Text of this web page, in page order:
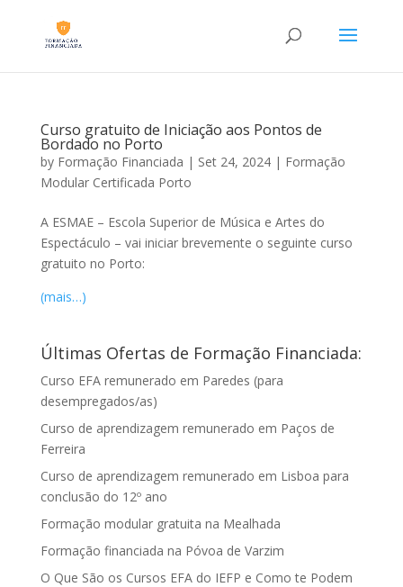
Curso gratuito de Iniciação aos Pontos de
Bordado no Porto
by Formação Financiada | Set 24, 2024| Formação
Modular Certificada Porto
A ESMAE – Escola Superior de Música e Artes do
Espectáculo – vai iniciar brevemente o seguinte curso
gratuito no Porto:
(mais…)
Últimas Ofertas de Formação Financiada:
Curso EFA remunerado em Paredes (para
desempregados/as)
Curso de aprendizagem remunerado em Paços de
Ferreira
Curso de aprendizagem remunerado em Lisboa para
conclusão do 12º ano
Formação modular gratuita na Mealhada
Formação financiada na Póvoa de Varzim
O Que São os Cursos EFA do IEFP e Como te Podem